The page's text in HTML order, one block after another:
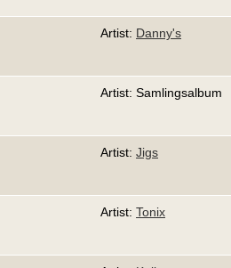
Artist: Danny's
Artist: Samlingsalbum
Artist: Jigs
Artist: Tonix